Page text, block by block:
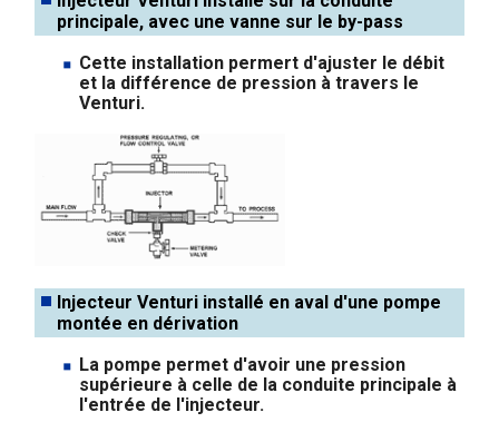
principale, avec une vanne sur le by-pass
Cette installation permert d'ajuster le débit
et la différence de pression à travers le
Venturi.
Injecteur Venturi installé en aval d'une pompe
montée en dérivation
La pompe permet d'avoir une pression
supérieure à celle de la conduite principale à
l'entrée de l'injecteur.